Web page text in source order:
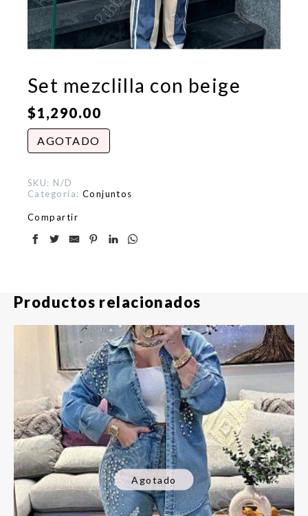
Set mezclilla con beige
$1,290.00
AGOTADO
SKU: N/D
Categoría: Conjuntos
Compartir
Productos relacionados
Agotado